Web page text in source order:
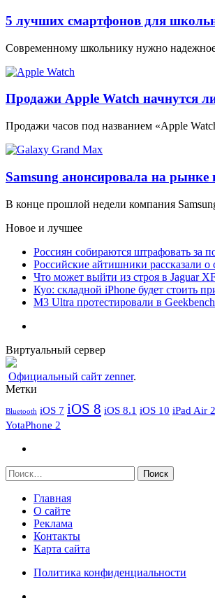
5 лучших смартфонов для
Современному школьнику нужно
Продажи Apple Watch начнутся
Продажи часов под названием «Apple
Samsung анонсировала на
В конце прошлой недели компания
Новое и лучшее
Россиян собираются штрафовать за
Российские айтишники рассказали
Что может выйти из строя в Jaguar
Куо: складной iPhone будет стоить
M3 Ultra протестировали в
Виртуальный сервер
Официальный сайт zenner.
Метки
Bluetooth iOS 7 iOS 8 iOS 8.1 iOS 10 iPad Air 2
YotaPhone 2
Найти:
Главная
О сайте
Реклама
Контакты
Карта сайта
Политика конфиденциальности